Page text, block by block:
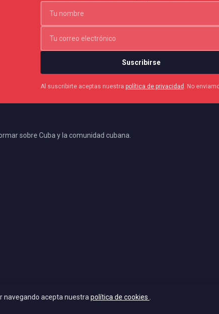
Suscribirse
Al suscribirte aceptas nuestra política de privacidad . No
sobre Cuba y la comunidad cubana.
navegando acepta nuestra política de cookies